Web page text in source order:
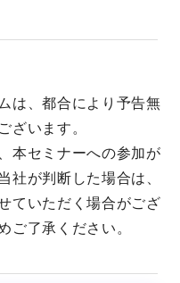
は、都合により予告無
ざいます。
本セミナーへの参加が
社が判断した場合は、
ていただく場合がござ
ご了承ください。